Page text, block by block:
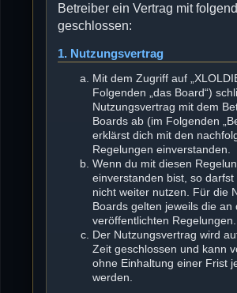
Betreiber ein Vertrag mit
geschlossen:
1. Nutzungsvertrag
Mit dem Zugriff auf
Folgenden „das Board“)
Nutzungsvertrag mit dem
Boards ab (im Folgenden
erklärst dich mit den
Regelungen einverstanden.
Wenn du mit diesen
einverstanden bist, so darfst
nicht weiter nutzen. Für die
Boards gelten jeweils die an
veröffentlichten Regelungen.
Der Nutzungsvertrag wird
Zeit geschlossen und kann
ohne Einhaltung einer Frist
werden.